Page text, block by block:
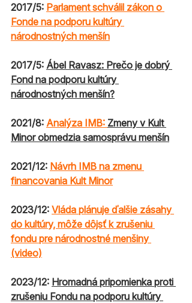
2017/5: Parlament schválil zákon o
Fonde na podporu kultúry
národnostných menšín
2017/5: Ábel Ravasz: Prečo je dobrý
Fond na podporu kultúry
národnostných menšín?
2021/8: Analýza IMB: Zmeny v Kult
Minor obmedzia samosprávu menšín
2021/12: Návrh IMB na zmenu
financovania Kult Minor
2023/12: Vláda plánuje ďalšie zásahy
do kultúry, môže dôjsť k zrušeniu
fondu pre národnostné menšiny
(video)
2023/12: Hromadná pripomienka proti
zrušeniu Fondu na podporu kultúry